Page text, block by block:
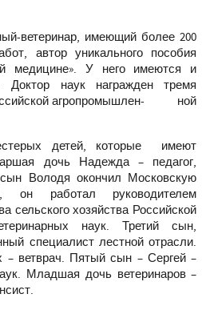
ветеринар, имеющий более 200
автор уникального пособия
медицине». У него имеются и
Доктор наук награжден тремя
агропромышлен- ной
детей, которые имеют
дочь Надежда – педагог,
Володя окончил Московскую
он работал руководителем
сельского хозяйства Российской
наук. Третий сын,
специалист лестной отрасли.
ветврач. Пятый сын – Сергей –
Младшая дочь ветеринаров –